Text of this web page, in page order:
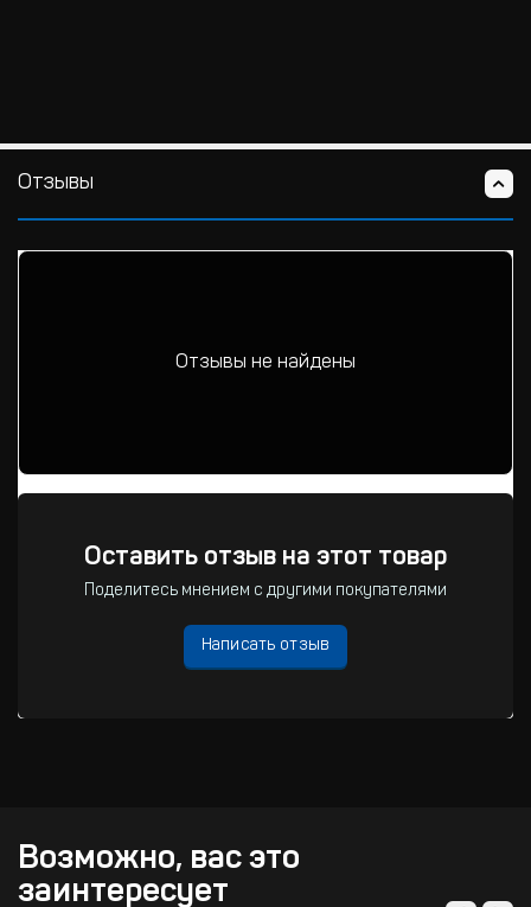
Отзывы
Отзывы не найдены
Оставить отзыв на этот товар
Поделитесь мнением с другими покупателями
Написать отзыв
Возможно, вас это
заинтересует